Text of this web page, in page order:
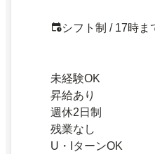
シフト制 / 17時ま
未経験OK
昇給あり
週休2日制
残業なし
U・IターンOK